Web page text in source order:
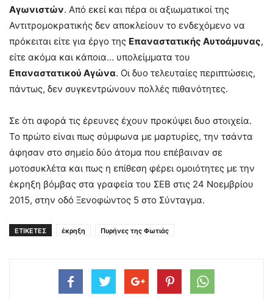
Αγωνιστών. Από εκεί και πέρα οι αξιωματικοί της
Αντιτρομοκρατικής δεν αποκλείουν το ενδεχόμενο να
πρόκειται είτε για έργο της Επαναστατικής Αυτοάμυνας,
είτε ακόμα και κάποια… υπολείμματα του
Επαναστατικού Αγώνα. Οι δυο τελευταίες περιπτώσεις,
πάντως, δεν συγκεντρώνουν πολλές πιθανότητες.
Σε ότι αφορά τις έρευνες έχουν προκύψει δυο στοιχεία.
Το πρώτο είναι πως σύμφωνα με μαρτυρίες, την τσάντα
άφησαν στο σημείο δύο άτομα που επέβαιναν σε
μοτοσυκλέτα και πως η επίθεση φέρει ομοιότητες με την
έκρηξη βόμβας στα γραφεία του ΣΕΒ στις 24 Νοεμβρίου
2015, στην οδό Ξενοφώντος 5 στο Σύνταγμα.
ΕΤΙΚΕΤΕΣ έκρηξη Πυρήνες της Φωτιάς